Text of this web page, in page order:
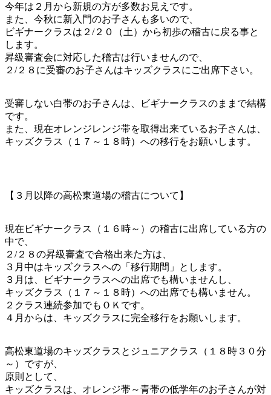
今年は２月から新規の方が多数お見えです。
また、今秋に新入門のお子さんも多いので、
ビギナークラスは２/２０（土）から初歩の稽古に戻る事と
します。
昇級審査会に対応した稽古は行いませんので、
２/２８に受審のお子さんはキッズクラスにご出席下さい。
受審しない白帯のお子さんは、ビギナークラスのままで結構
です。
また、現在オレンジレンジ帯を取得出来ているお子さんは、
キッズクラス（１７～１８時）への移行をお願いします。
【３月以降の高松東道場の稽古について】
現在ビギナークラス（１６時～）の稽古に出席している方の
中で、
２/２８の昇級審査で合格出来た方は、
３月中はキッズクラスへの「移行期間」とします。
３月は、ビギナークラスへの出席でも構いませんし、
キッズクラス（１７～１８時）への出席でも構いません。
２クラス連続参加でもＯＫです。
４月からは、キッズクラスに完全移行をお願いします。
高松東道場のキッズクラスとジュニアクラス（１８時３０分
～）ですが、
原則として、
キッズクラスは、オレンジ帯～青帯の低学年のお子さんが対